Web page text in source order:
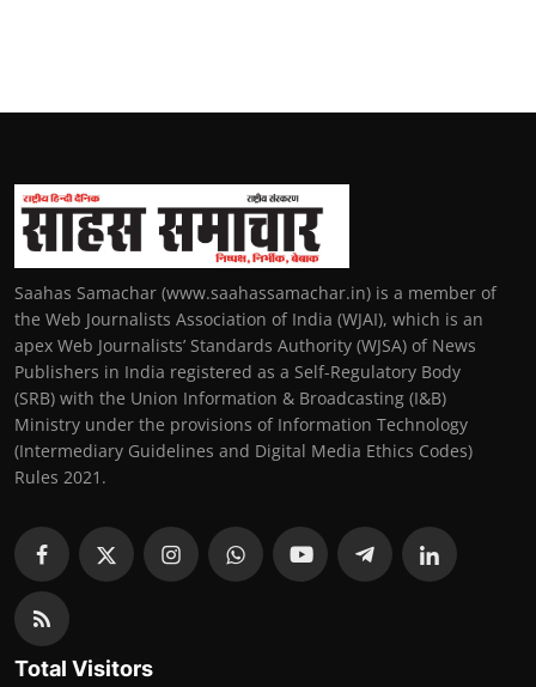
Saahas Samachar (www.saahassamachar.in) is a member of
the Web Journalists Association of India (WJAI), which is an
apex Web Journalists’ Standards Authority (WJSA) of News
Publishers in India registered as a Self-Regulatory Body
(SRB) with the Union Information & Broadcasting (I&B)
Ministry under the provisions of Information Technology
(Intermediary Guidelines and Digital Media Ethics Codes)
Rules 2021.
Total Visitors